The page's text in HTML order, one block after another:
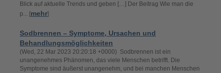
Blick auf aktuelle Trends und geben […] Der Beitrag Wie man die
p... [mehr]
Sodbrennen – Symptome, Ursachen und
Behandlungsmöglichkeiten
(Wed, 22 Mar 2023 20:20:18 +0000) Sodbrennen ist ein
unangenehmes Phänomen, das viele Menschen betrifft. Die
Symptome sind äußerst unangenehm, und bei manchen Menschen